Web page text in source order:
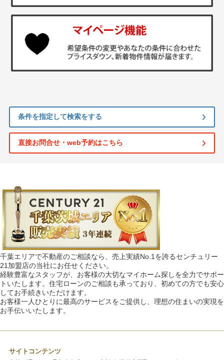
条件を指定して検索をする
直接お問合せ・web予約はこちら
千葉エリアで不動産のご相談なら、売上実績No.1を誇るセンチュリー
21加盟店の当社にお任せください。
経験豊富なスタッフが、お客様の大切なマイホーム探しを全力でサポー
トいたします。住宅ローンのご相談も承っており、初めての方でも安心
してお手続きいただけます。
お客様一人ひとりに最高のサービスをご提供し、理想の住まいの実現を
お手伝いいたします。
サイトコンテンツ